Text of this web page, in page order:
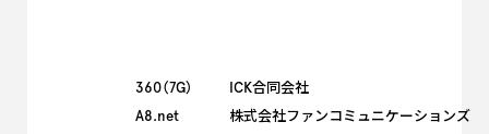
360（7G）
ICK合同会社
A8.net
株式会社ファンコミュニケーションズ